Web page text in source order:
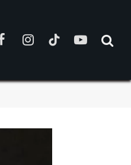
FacebookInstagramTikTokYouTube